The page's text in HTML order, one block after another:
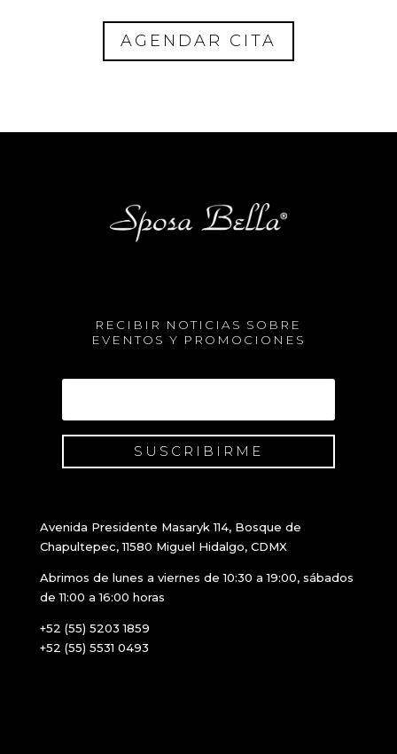
AGENDAR CITA
RECIBIR NOTICIAS SOBRE
EVENTOS Y PROMOCIONES
SUSCRIBIRME
Avenida Presidente Masaryk 114, Bosque de
Chapultepec, 11580 Miguel Hidalgo, CDMX
Abrimos de lunes a viernes de 10:30 a 19:00, sábados
de 11:00 a 16:00 horas
+52 (55) 5203 1859
+52 (55) 5531 0493